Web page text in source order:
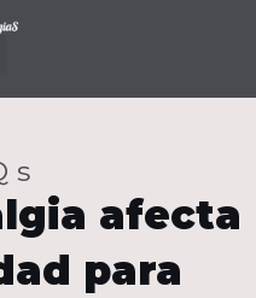
afecta
para